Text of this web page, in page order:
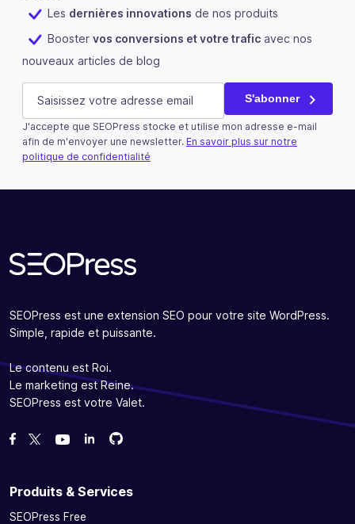
Les dernières innovations de nos produits
Booster vos conversions et votre trafic avec nos
nouveaux articles de blog
Comments
Ce champ n’est utilisé qu’à des fins de validation et
E-mail (Nécessaire) S'abonner
J'accepte que SEOPress stocke et utilise mon adresse e-mail
afin de m'envoyer une newsletter. En savoir plus sur notre
politique de confidentialité
SEOPress est une extension SEO pour votre site WordPress.
Simple, rapide et puissante.
Le contenu est Roi.
Le marketing est Reine.
SEOPress est votre Valet.
Likez notre page Facebook
Suivez-nous sur Twitter
Nous voir sur YouTube
Forcez-nous sur GitHub
Forcez-nous sur GitHub
Produits & Services
SEOPress Free